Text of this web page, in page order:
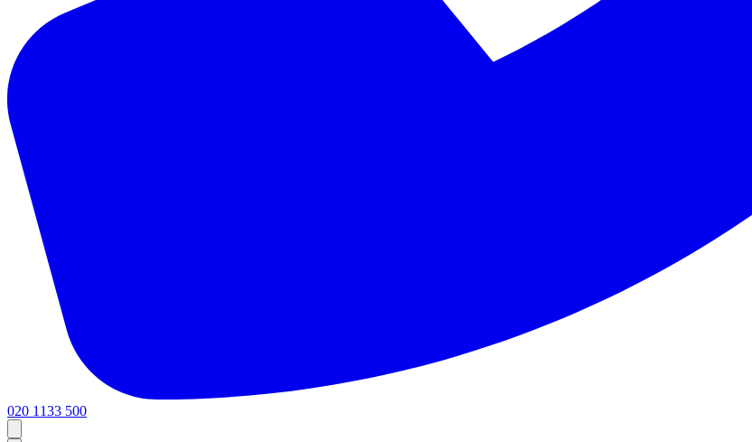
020 1133 500